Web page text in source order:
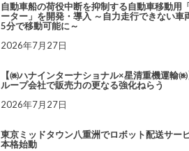
自動車船の荷役中断を抑制する自動車移動用
ーター」を開発・導入 ～自力走行できない車
5分で移動可能に～
2026年7月27日
【㈱ハナインターナショナル×星清重機運輸
ループ会社で販売力の更なる強化ねらう
2026年7月27日
東京ミッドタウン八重洲でロボット配送サー
本格始動